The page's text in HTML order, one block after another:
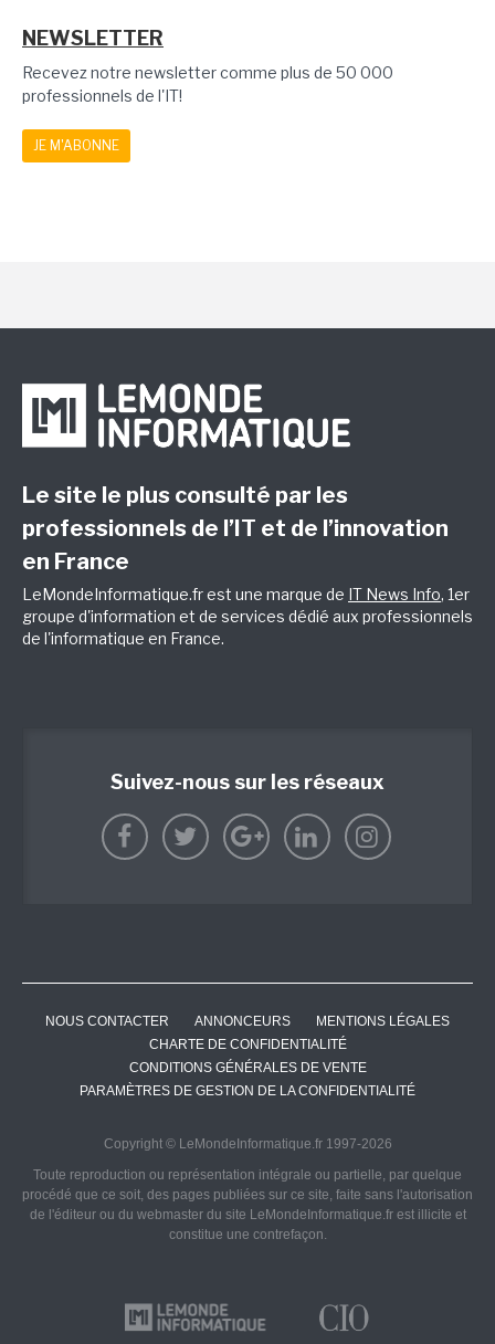
NEWSLETTER
Recevez notre newsletter comme plus de 50 000
professionnels de l'IT!
JE M'ABONNE
Le site le plus consulté par les
professionnels de l’IT et de l’innovation
en France
LeMondeInformatique.fr est une marque de IT News Info, 1er
groupe d'information et de services dédié aux professionnels
de l'informatique en France.
Suivez-nous sur les réseaux
NOUS CONTACTER ANNONCEURS
MENTIONS LÉGALES
CHARTE DE CONFIDENTIALITÉ
CONDITIONS GÉNÉRALES DE VENTE
PARAMÈTRES DE GESTION DE LA CONFIDENTIALITÉ
Copyright © LeMondeInformatique.fr 1997-2026
Toute reproduction ou représentation intégrale ou partielle, par quelque
procédé que ce soit, des pages publiées sur ce site, faite sans l'autorisation
de l'éditeur ou du webmaster du site LeMondeInformatique.fr est illicite et
constitue une contrefaçon.